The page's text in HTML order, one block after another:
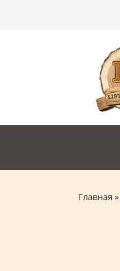
Главная »